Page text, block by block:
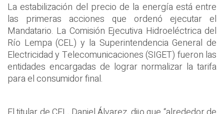
La estabilización del precio de la energía está entre
las primeras acciones que ordenó ejecutar el
Mandatario. La Comisión Ejecutiva Hidroeléctrica del
Río Lempa (CEL) y la Superintendencia General de
Electricidad y Telecomunicaciones (SIGET) fueron las
entidades encargadas de lograr normalizar la tarifa
para el consumidor final.